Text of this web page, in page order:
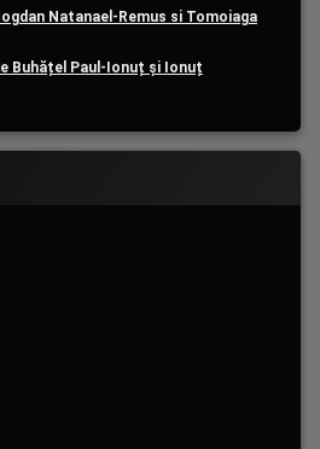
Natanael-Remus si Tomoiaga
Buhățel Paul-Ionuț și Ionuț